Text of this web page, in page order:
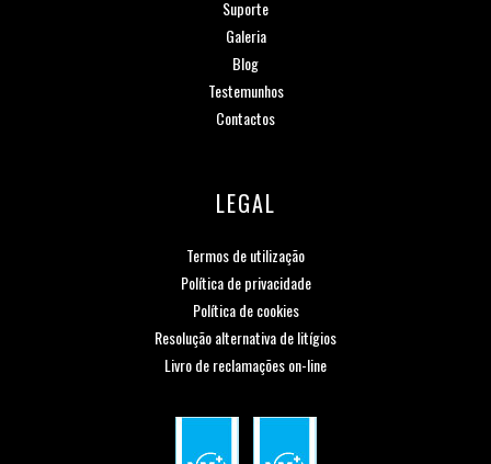
Suporte
Galeria
Blog
Testemunhos
Contactos
LEGAL
Termos de utilização
Política de privacidade
Política de cookies
Resolução alternativa de litígios
Livro de reclamações on-line